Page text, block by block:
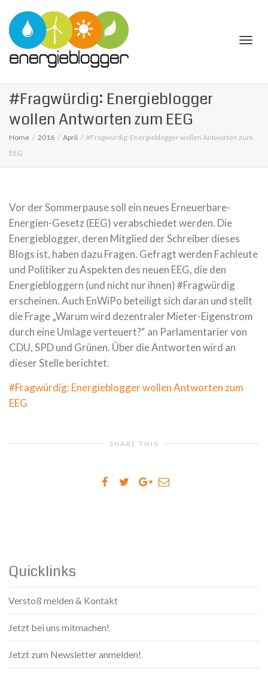
#Fragwürdig: Energieblogger
wollen Antworten zum EEG
Home 2016 April
#Fragwürdig: Energieblogger wollen Antworten zum
EEG
Vor der Sommerpause soll ein neues Erneuerbare-
Energien-Gesetz (EEG) verabschiedet werden. Die
Energieblogger, deren Mitglied der Schreiber dieses
Blogs ist, haben dazu Fragen. Gefragt werden Fachleute
und Politiker zu Aspekten des neuen EEG, die den
Energiebloggern (und nicht nur ihnen) #Fragwürdig
erscheinen. Auch EnWiPo beteiligt sich daran und stellt
die Frage „Warum wird dezentraler Mieter-Eigenstrom
durch eine Umlage verteuert?“ an Parlamentarier von
CDU, SPD und Grünen. Über die Antworten wird an
dieser Stelle berichtet.
#Fragwürdig: Energieblogger wollen Antworten zum
EEG
SHARE THIS
Quicklinks
Verstoß melden & Kontakt
Jetzt bei uns mitmachen!
Jetzt zum Newsletter anmelden!